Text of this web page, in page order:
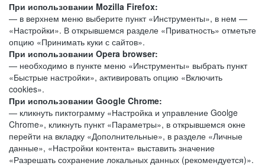
При использовании Mozilla Firefox:
— в верхнем меню выберите пункт «Инструменты», в нем —
«Настройки». В открывшемся разделе «Приватность» отметьте
опцию «Принимать куки с сайтов».
При использовании Opera browser:
— необходимо в пункте меню «Инструменты» выбрать пункт
«Быстрые настройки», активировать опцию «Включить
cookies».
При использовании Google Chrome:
— кликнуть пиктограмму «Настройка и управление Goolge
Chrome», кликнуть пункт «Параметры», в открывшемся окне
перейти на вкладку «Дополнительные», в разделе «Личные
данные», «Настройки контента» выставить значение
«Разрешать сохранение локальных данных (рекомендуется)».